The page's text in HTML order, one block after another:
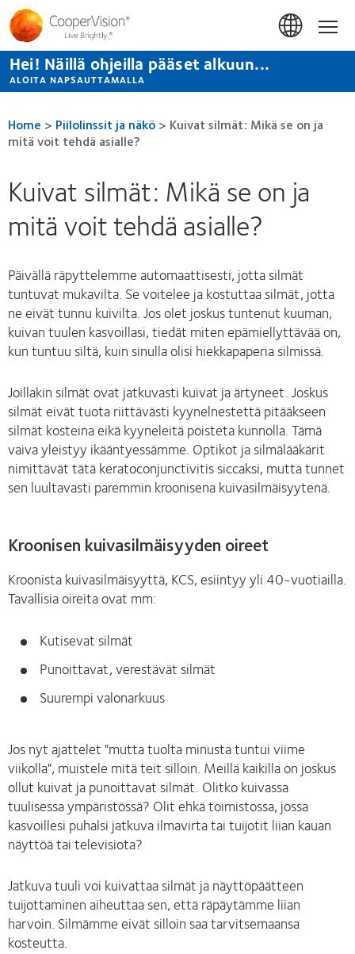
Hyppää
pääsisältöön
Hei! Näillä ohjeilla pääset alkuun...
ALOITA NAPSAUTTAMALLA
Home > Piilolinssit ja näkö > Kuivat silmät: Mikä se on ja
mitä voit tehdä asialle?
Kuivat silmät: Mikä se on ja
mitä voit tehdä asialle?
Päivällä räpyttelemme automaattisesti, jotta silmät
tuntuvat mukavilta. Se voitelee ja kostuttaa silmät, jotta
ne eivät tunnu kuivilta. Jos olet joskus tuntenut kuuman,
kuivan tuulen kasvoillasi, tiedät miten epämiellyttävää on,
kun tuntuu siltä, kuin sinulla olisi hiekkapaperia silmissä.
Joillakin silmät ovat jatkuvasti kuivat ja ärtyneet. Joskus
silmät eivät tuota riittävästi kyynelnestettä pitääkseen
silmät kosteina eikä kyyneleitä poisteta kunnolla. Tämä
vaiva yleistyy ikääntyessämme. Optikot ja silmälääkärit
nimittävät tätä keratoconjunctivitis siccaksi, mutta tunnet
sen luultavasti paremmin kroonisena kuivasilmäisyytenä.
Kroonisen kuivasilmäisyyden oireet
Kroonista kuivasilmäisyyttä, KCS, esiintyy yli 40-vuotiailla.
Tavallisia oireita ovat mm:
Kutisevat silmät
Punoittavat, verestävät silmät
Suurempi valonarkuus
Jos nyt ajattelet "mutta tuolta minusta tuntui viime
viikolla", muistele mitä teit silloin. Meillä kaikilla on joskus
ollut kuivat ja punoittavat silmät. Olitko kuivassa
tuulisessa ympäristössä? Olit ehkä toimistossa, jossa
kasvoillesi puhalsi jatkuva ilmavirta tai tuijotit liian kauan
näyttöä tai televisiota?
Jatkuva tuuli voi kuivattaa silmät ja näyttöpäätteen
tuijottaminen aiheuttaa sen, että räpäytämme liian
harvoin. Silmämme eivät silloin saa tarvitsemaansa
kosteutta.